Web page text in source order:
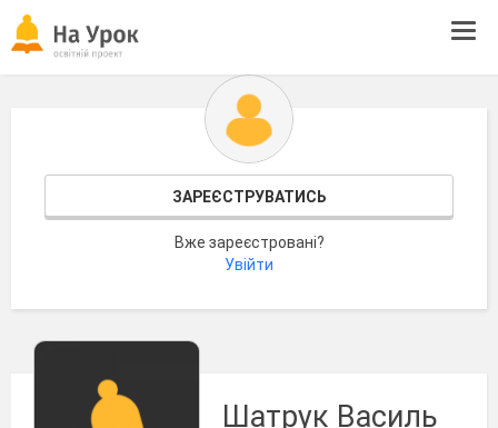
ЗАРЕЄСТРУВАТИСЬ
Вже зареєстровані?
Увійти
Шатрук Василь